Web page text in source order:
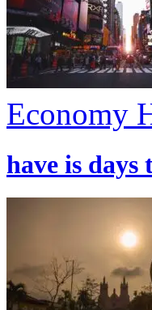
Economy
have is days